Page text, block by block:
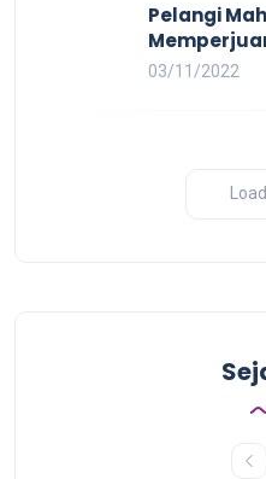
Pelangi
untuk
03/11/2022